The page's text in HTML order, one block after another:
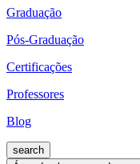
Graduação
Pós-Graduação
Certificações
Professores
Blog
search